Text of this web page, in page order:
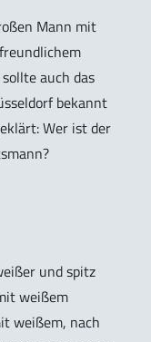
Mann mit
auch das
bekannt
Wer ist der
und spitz
weißem
weißem, nach